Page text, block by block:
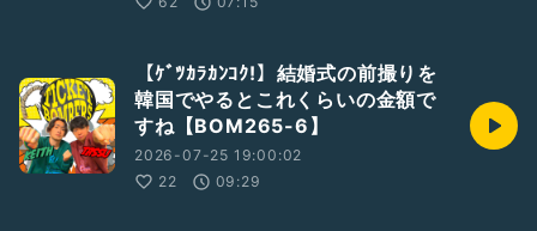
【ｹﾞﾂｶﾗｶﾝｺｸ!】結婚式の前撮りを
韓国でやるとこれくらいの金額で
すね【BOM265-6】
2026-07-25 19:00:02
22
09:29